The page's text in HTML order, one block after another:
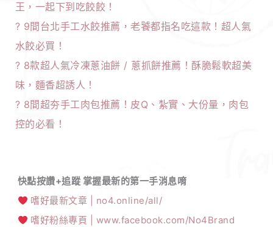
王，一起下到吃餃餃！
? 9間台北手工水餃推薦，老饕都指名吃這款！超人氣
水餃必買！
? 8款超人氣冷凍蔥油餅 / 蔥抓餅推薦！酥脆鬆軟超美
味，麵香超誘人！
? 8間超夯手工肉包推薦！皮Q、紮實、大份量，肉包
控的必看！
快點按讚+追蹤 掌握最新的第一手消息唷
嗜好最新文章 | no4.online/all/
嗜好粉絲專頁 | www.facebook.com/No4Brand